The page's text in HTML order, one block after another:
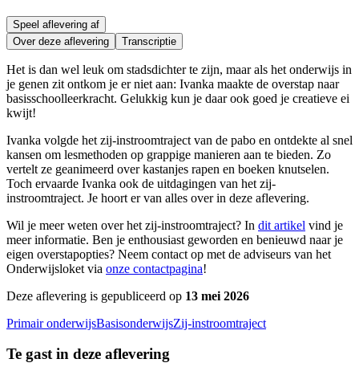
Speel aflevering af
Over deze aflevering
Transcriptie
Het is dan wel leuk om stadsdichter te zijn, maar als het onderwijs in
je genen zit ontkom je er niet aan: Ivanka maakte de overstap naar
basisschoolleerkracht. Gelukkig kun je daar ook goed je creatieve ei
kwijt!
Ivanka volgde het zij-instroomtraject van de pabo en ontdekte al snel
kansen om lesmethoden op grappige manieren aan te bieden. Zo
vertelt ze geanimeerd over kastanjes rapen en boeken knutselen.
Toch ervaarde Ivanka ook de uitdagingen van het zij-
instroomtraject. Je hoort er van alles over in deze aflevering.
Wil je meer weten over het zij-instroomtraject? In ⁠dit artikel⁠ vind je
meer informatie. Ben je enthousiast geworden en benieuwd naar je
eigen overstapopties? Neem contact op met de adviseurs van het
Onderwijsloket via ⁠⁠⁠⁠⁠onze contactpagina⁠⁠⁠⁠⁠!
Deze aflevering is gepubliceerd op 13 mei 2026
Primair onderwijsBasisonderwijsZij-instroomtraject
Te gast in deze aflevering